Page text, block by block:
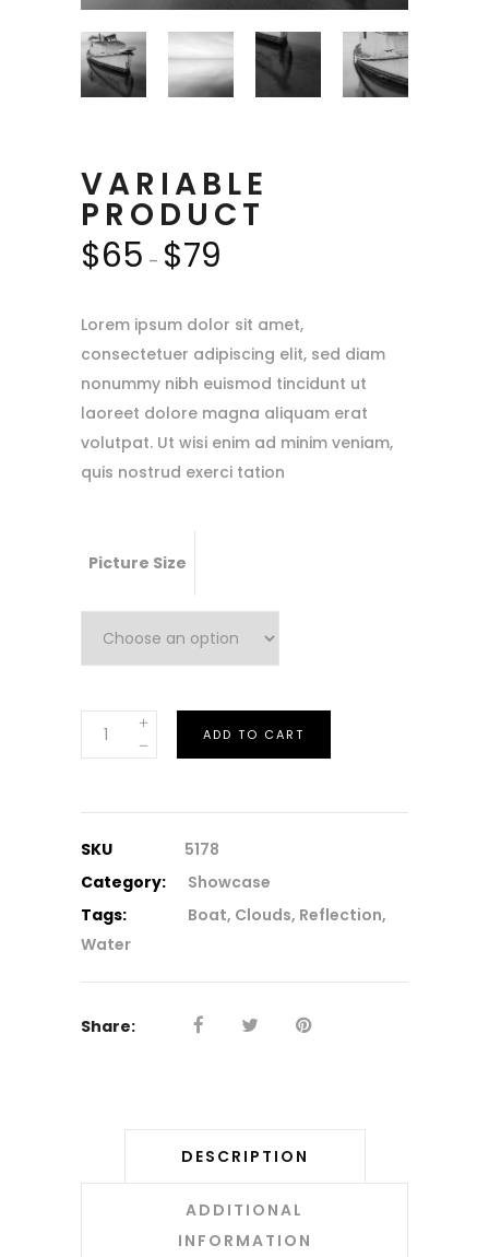
VARIABLE
PRODUCT
$65 – $79
Lorem ipsum dolor sit amet,
consectetuer adipiscing elit, sed diam
nonummy nibh euismod tincidunt ut
laoreet dolore magna aliquam erat
volutpat. Ut wisi enim ad minim veniam,
quis nostrud exerci tation
Picture Size
Variable
Product
ADD TO CART
SKU
5178
Category:
Showcase
Tags:
Boat, Clouds, Reflection,
Water
Share:
DESCRIPTION
ADDITIONAL
INFORMATION